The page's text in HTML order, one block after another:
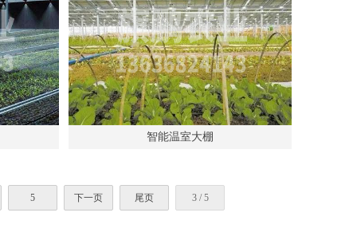
智能温室大棚
5 下一页 尾页 3 / 5